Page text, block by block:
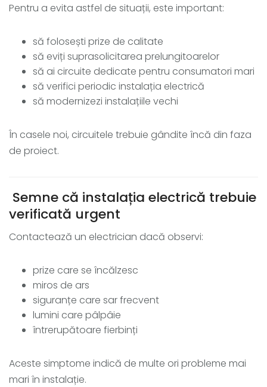
Pentru a evita astfel de situații, este important:
să folosești prize de calitate
să eviți suprasolicitarea prelungitoarelor
să ai circuite dedicate pentru consumatori mari
să verifici periodic instalația electrică
să modernizezi instalațiile vechi
În casele noi, circuitele trebuie gândite încă din faza
de proiect.
Semne că instalația electrică trebuie
verificată urgent
Contactează un electrician dacă observi:
prize care se încălzesc
miros de ars
siguranțe care sar frecvent
lumini care pâlpâie
întrerupătoare fierbinți
Aceste simptome indică de multe ori probleme mai
mari în instalație.